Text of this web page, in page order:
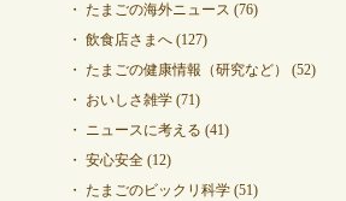
たまごの海外ニュース (76)
飲食店さまへ(127)
たまごの健康情報（研究など）
(52)
おいしさ雑学(71)
ニュースに考える (41)
安心安全(12)
たまごのビックリ科学(51)